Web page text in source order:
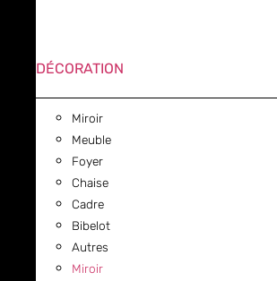
DÉCORATION
Miroir
Meuble
Foyer
Chaise
Cadre
Bibelot
Autres
Miroir